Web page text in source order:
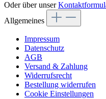
Oder über unser
Allgemeines
Impressum
Datenschutz
AGB
Versand & Zahlung
Widerrufsrecht
Bestellung widerrufen
Cookie Einstellungen